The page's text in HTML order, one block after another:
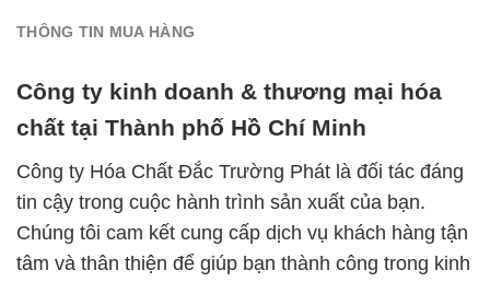
THÔNG TIN MUA HÀNG
Công ty kinh doanh & thương mại hóa
chất tại Thành phố Hồ Chí Minh
Công ty Hóa Chất Đắc Trường Phát là đối tác đáng
tin cậy trong cuộc hành trình sản xuất của bạn.
Chúng tôi cam kết cung cấp dịch vụ khách hàng tận
tâm và thân thiện để giúp bạn thành công trong kinh